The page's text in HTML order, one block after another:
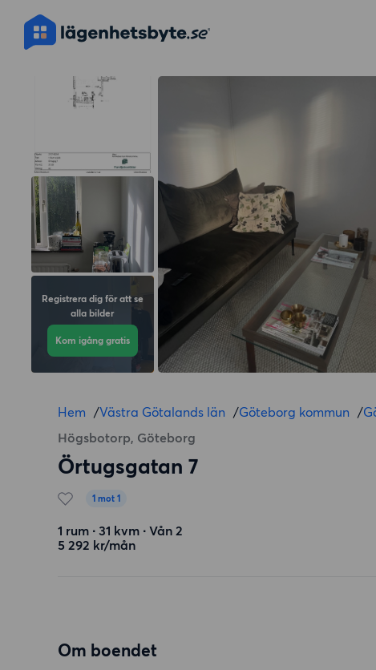
Registrera dig för att se
alla bilder
Kom igång gratis
Hem /Västra Götalands län /Göteborg kommun /
Högsbotorp, Göteborg
Örtugsgatan 7
1 mot 1
1 rum ∙ 31 kvm ∙ Vån 2
5 292 kr/mån
Om boendet